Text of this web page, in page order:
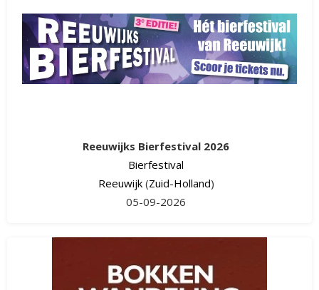
Reeuwijks Bierfestival 2026
Bierfestival
Reeuwijk(Zuid-Holland)
05-09-2026